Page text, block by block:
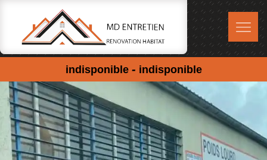
indisponible - indisponible